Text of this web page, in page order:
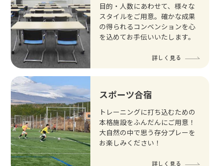
目的・人数にあわせて、様々な
スタイルをご用意。確かな成果
の得られるコンベンションを心
を込めてお手伝いいたします。
詳しく見る
スポーツ合宿
トレーニングに打ち込むための
本格施設をふんだんにご用意！
大自然の中で思う存分プレーを
お楽しみください！
詳しく見る